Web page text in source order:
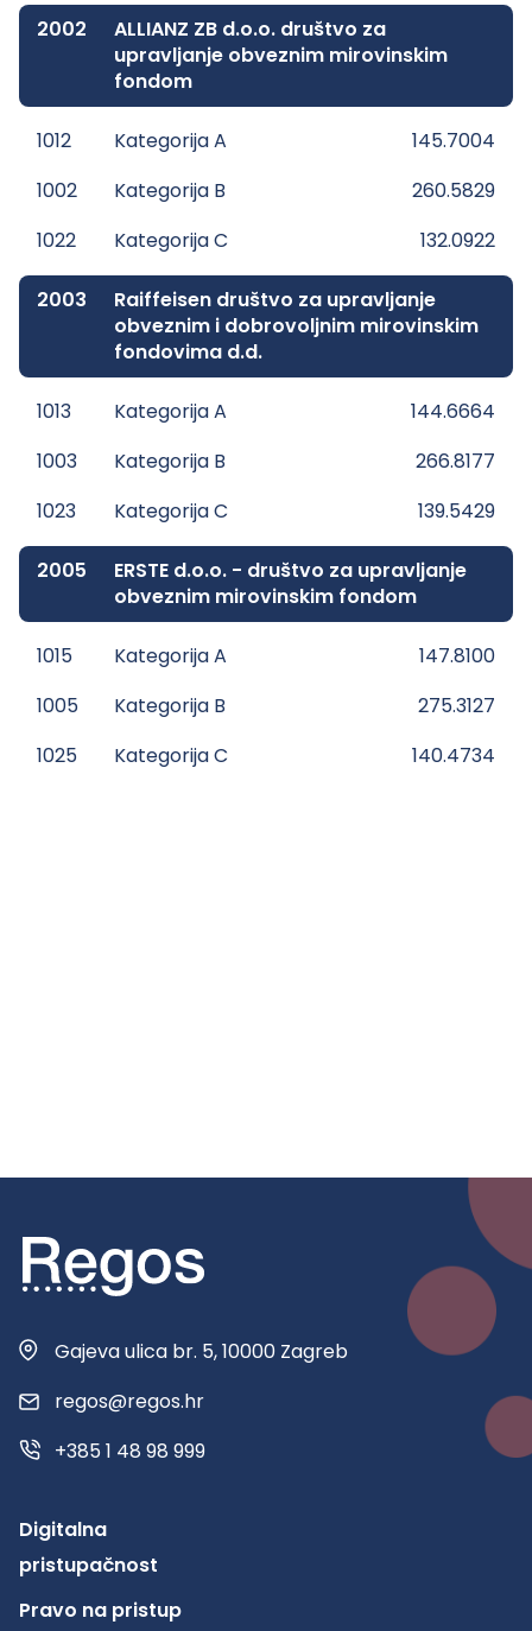
2002
ALLIANZ ZB d.o.o. društvo za
upravljanje obveznim mirovinskim
fondom
1012 Kategorija A
145.7004
1002
Kategorija B
260.5829
1022
Kategorija C 132.0922
2003
Raiffeisen društvo za upravljanje
obveznim i dobrovoljnim mirovinskim
fondovima d.d.
1013 Kategorija A
144.6664
1003
Kategorija B
266.8177
1023
Kategorija C 139.5429
2005
ERSTE d.o.o. - društvo za upravljanje
obveznim mirovinskim fondom
1015 Kategorija A
147.8100
1005
Kategorija B
275.3127
1025
Kategorija C 140.4734
Gajeva ulica br. 5, 10000 Zagreb
regos@regos.hr
+385 1 48 98 999
Digitalna
pristupačnost
Pravo na pristup